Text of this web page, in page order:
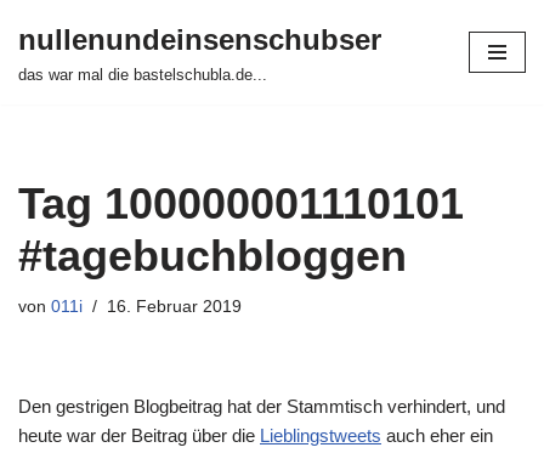
Zum
nullenundeinsenschubser
das war mal die bastelschubla.de...
Tag 100000001110101
#tagebuchbloggen
von 011i 16. Februar 2019
Den gestrigen Blogbeitrag hat der Stammtisch verhindert, und
heute war der Beitrag über die Lieblingstweets auch eher ein